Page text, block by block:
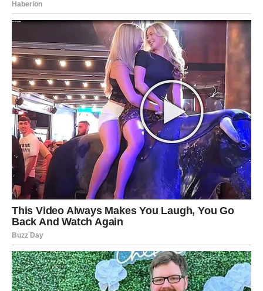
U ljubavi vas očekuju nežni trenuci, lepe reči i osećaj da
ste konačno na pravom mestu.
Veče donosi ispunjenje jedne male, ali veoma važne
želje.